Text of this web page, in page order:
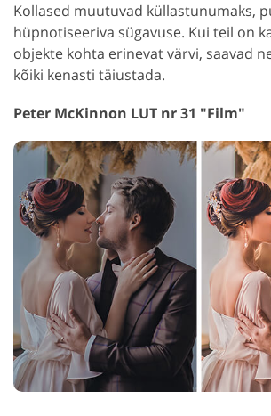
Kollased muutuvad küllastunumaks,
hüpnotiseeriva sügavuse. Kui teil on
objekte kohta erinevat värvi, saavad
kõiki kenasti täiustada.
Peter McKinnon LUT nr 31 "Film"